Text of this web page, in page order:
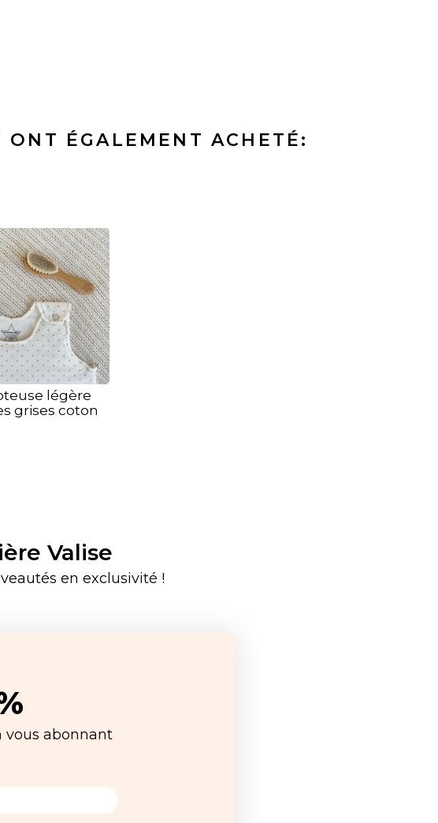
ÉGALEMENT ACHETÉ:
légère
grises coton
Valise
en exclusivité !
vous abonnant